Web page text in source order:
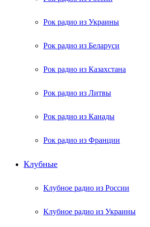
Рок радио из Украины
Рок радио из Беларуси
Рок радио из Казахстана
Рок радио из Литвы
Рок радио из Канады
Рок радио из Франции
Клубные
Клубное радио из России
Клубное радио из Украины